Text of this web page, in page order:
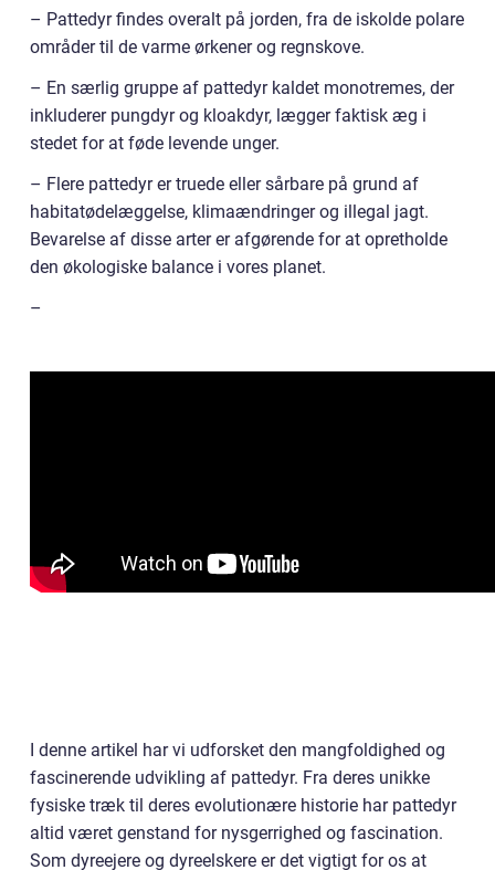
– Pattedyr findes overalt på jorden, fra de iskolde polare
områder til de varme ørkener og regnskove.
– En særlig gruppe af pattedyr kaldet monotremes, der
inkluderer pungdyr og kloakdyr, lægger faktisk æg i
stedet for at føde levende unger.
– Flere pattedyr er truede eller sårbare på grund af
habitatødelæggelse, klimaændringer og illegal jagt.
Bevarelse af disse arter er afgørende for at opretholde
den økologiske balance i vores planet.
–
I denne artikel har vi udforsket den mangfoldighed og
fascinerende udvikling af pattedyr. Fra deres unikke
fysiske træk til deres evolutionære historie har pattedyr
altid været genstand for nysgerrighed og fascination.
Som dyreejere og dyreelskere er det vigtigt for os at